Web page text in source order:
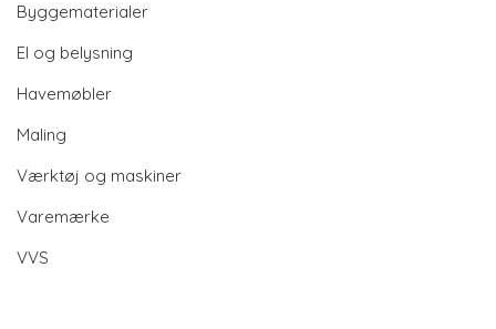
Byggematerialer
El og belysning
Havemøbler
Maling
Værktøj og maskiner
Varemærke
VVS